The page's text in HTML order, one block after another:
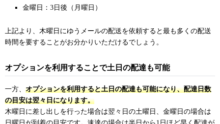
金曜日：3日後（月曜日）
上記より、木曜日にゆうメールの配送を依頼すると最も多くの配送
時間を要することがお分かりいただけるでしょう。
オプションを利用することで土日の配達も可能
一方、 オプションを利用すると土日の配達も可能になり、配達日数
の目安は翌々日になります。
木曜日に差し出しを行った場合は翌々日の土曜日、金曜日の場合は